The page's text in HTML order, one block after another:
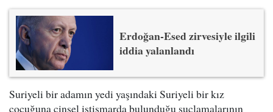
Erdoğan-Esed zirvesiyle ilgili
iddia yalanlandı
Suriyeli bir adamın yedi yaşındaki Suriyeli bir kız
çocuğuna cinsel istismarda bulunduğu suçlamalarının